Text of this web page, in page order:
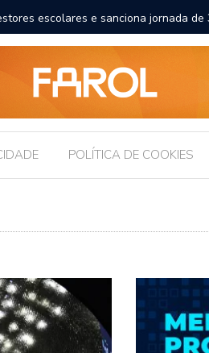
e amplia horizontes para
POLÍTICA DE COOKIES